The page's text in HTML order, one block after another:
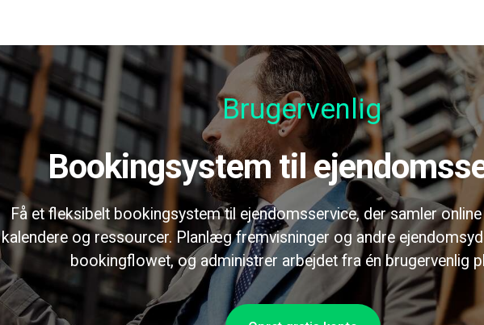
Brugervenlig
Bookingsystem til
Få et fleksibelt bookingsystem til ejendomsservice, der samler
kalendere og ressourcer. Planlæg fremvisninger og andre
bookingflowet, og administrer arbejdet fra én brugervenlig